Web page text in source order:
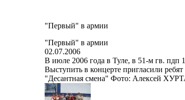
"Первый" в армии
"Первый" в армии
02.07.2006
В июле 2006 года в Туле, в 51-м гв. пдп
Выступить в концерте пригласили
"Десантная смена" Фото: Алексей